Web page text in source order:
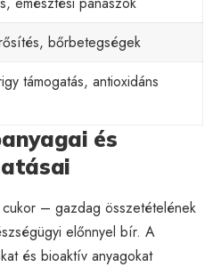
bőrbetegségek
támogatás, antioxidáns
és
– gazdag összetételének
előnnyel bír. A
és bioaktív anyagokat